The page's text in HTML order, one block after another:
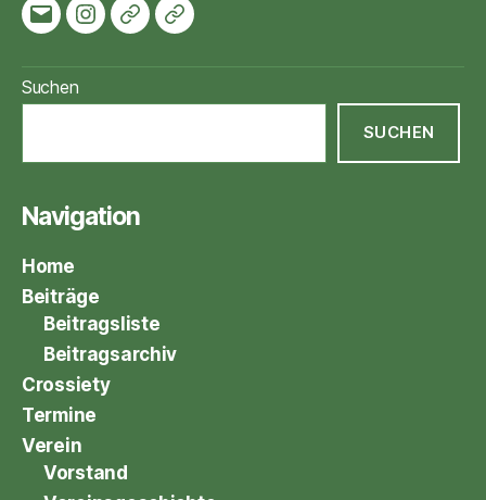
Mail Instagram
CrossietySchützenfestsimulator
Suchen
SUCHEN
Navigation
Home
Beiträge
Beitragsliste
Beitragsarchiv
Crossiety
Termine
Verein
Vorstand